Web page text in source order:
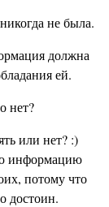
не была.
должна
ей.
нет?
или нет? :)
информацию
потому что
достоин.